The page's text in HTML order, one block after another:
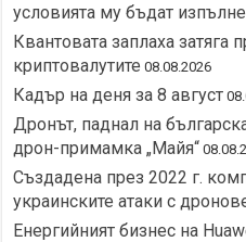
условията му бъдат
Квантовата заплаха затяга
криптовалутите 08.08.2026
Кадър на деня за 8 август
Дронът, паднал на
дрон-примамка „Майя“
Създадена през 2022 г.
украинските атаки с
Енергийният бизнес на